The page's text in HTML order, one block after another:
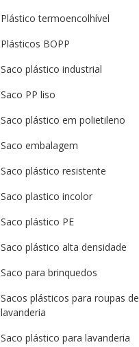
Plástico termoencolhível
Plásticos BOPP
Saco plástico industrial
Saco PP liso
Saco plástico em polietileno
Saco embalagem
Saco plástico resistente
Saco plastico incolor
Saco plástico PE
Saco plástico alta densidade
Saco para brinquedos
Sacos plásticos para roupas de
lavanderia
Saco plástico para lavanderia